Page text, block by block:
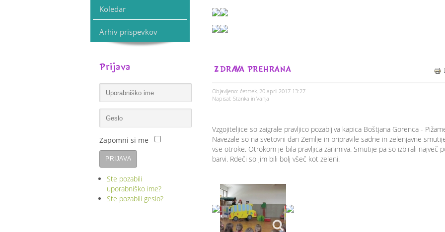
Koledar
Arhiv prispevkov
Prijava
Zapomni si me
PRIJAVA
Ste pozabili
uporabniško ime?
Ste pozabili geslo?
ZDRAVA PREHRANA
Objavljeno: četrtek, 20 april 2017 13:27
Napisal: Stanka in Vanja
Vzgojiteljice so zaigrale pravljico pozabljiva kapica Boštjana Gorenca -
Navezale so na svetovni dan Zemlje in pripravile sadne in zelenjavne
vse otroke. Otrokom je bila pravljica zanimiva. Smutije pa so izbirali največ
barvi. Rdeči so jim bili bolj všeč kot zeleni.